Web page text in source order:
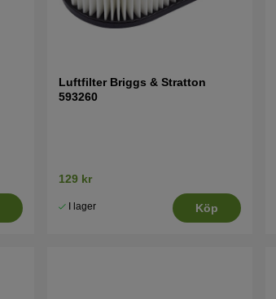
Luftfilter Briggs & Stratton
593260
129 kr
I lager Köp